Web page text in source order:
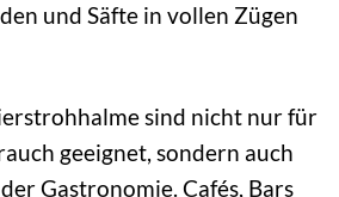
und Säfte in vollen Zügen
sind nicht nur für
geeignet, sondern auch
Gastronomie. Cafés, Bars